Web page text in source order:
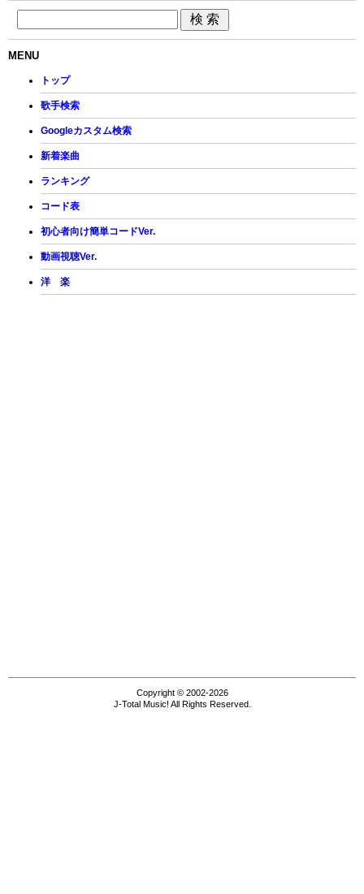
MENU
トップ
歌手検索
Googleカスタム検索
新着楽曲
ランキング
コード表
初心者向け簡単コードVer.
動画視聴Ver.
洋 楽
Copyright © 2002-2026
J-Total Music! All Rights Reserved.